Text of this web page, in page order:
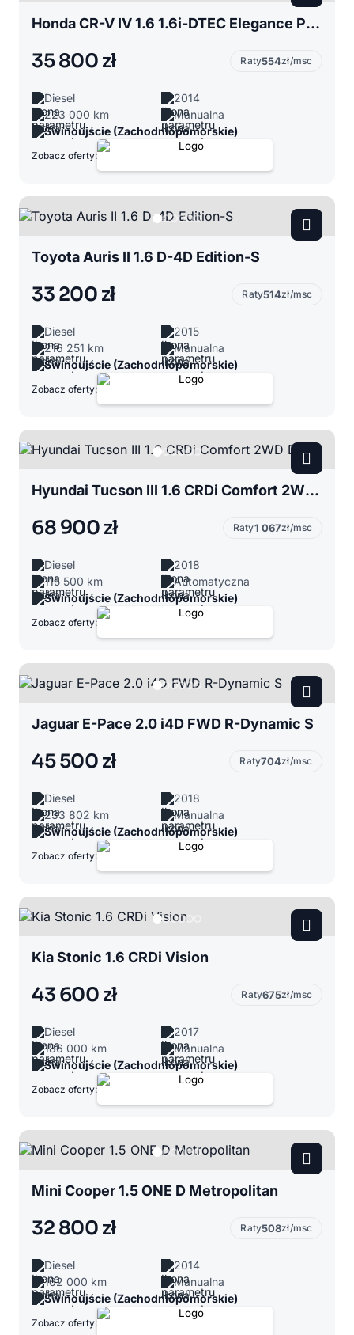
Honda CR-V IV 1.6 1.6i-DTEC Elegance Plus (ADAS / Connect+) / (2WD)
35 800 zł Raty554zł/msc
Diesel
2014
223 000 km
Manualna
Świnoujście (Zachodniopomorskie)
Zobacz oferty:
Toyota Auris II 1.6 D-4D Edition-S
33 200 zł Raty514zł/msc
Diesel
2015
216 251 km
Manualna
Świnoujście (Zachodniopomorskie)
Zobacz oferty:
Hyundai Tucson III 1.6 CRDi Comfort 2WD DCT
68 900 zł Raty1 067zł/msc
Diesel
2018
115 500 km
Automatyczna
Świnoujście (Zachodniopomorskie)
Zobacz oferty:
Jaguar E-Pace 2.0 i4D FWD R-Dynamic S
45 500 zł Raty704zł/msc
Diesel
2018
233 802 km
Manualna
Świnoujście (Zachodniopomorskie)
Zobacz oferty:
Kia Stonic 1.6 CRDi Vision
43 600 zł Raty675zł/msc
Diesel
2017
186 000 km
Manualna
Świnoujście (Zachodniopomorskie)
Zobacz oferty:
Mini Cooper 1.5 ONE D Metropolitan
32 800 zł Raty508zł/msc
Diesel
2014
162 000 km
Manualna
Świnoujście (Zachodniopomorskie)
Zobacz oferty: